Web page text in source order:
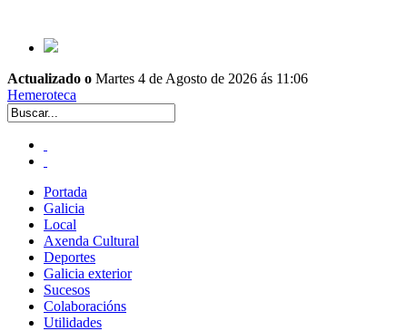
Actualizado o Martes 4 de Agosto de 2026 ás 11:06
Hemeroteca
Portada
Galicia
Local
Axenda Cultural
Deportes
Galicia exterior
Sucesos
Colaboracións
Utilidades